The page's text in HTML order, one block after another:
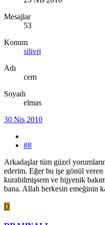
Mesajlar
53
Konum
silivri
Adı
cem
Soyadı
elmas
30 Nis 2010
#8
Arkadaşlar tüm güzel
ederim. Eğer bu işe gönül
kurabilmişsem ve hijyenik
bana. Allah herkesin emeğinin
D